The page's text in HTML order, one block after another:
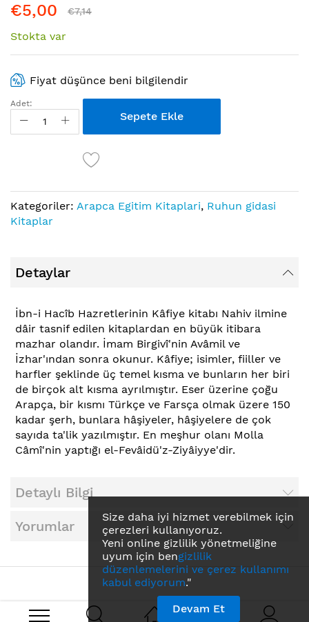
Size daha iyi hizmet verebilmek için
çerezleri kullanıyoruz.
Yeni online gizlilik yönetmeliğine
uyum için bengizlilik
düzenlemelerini ve çerez kullanımı
kabul ediyorum."
Devam Et
€5,00 €7,14
Stokta var
Fiyat düşünce beni bilgilendir
Adet:
Sepete Ekle
Kategoriler: Arapca Egitim Kitaplari, Ruhun gidasi
Kitaplar
Detaylar
İbn-i Hacîb Hazretlerinin Kâfiye kitabı Nahiv ilmine
dâir tasnif edilen kitaplardan en büyük itibara
mazhar olandır. İmam Birgivî'nin Avâmil ve
İzhar'ından sonra okunur. Kâfiye; isimler, fiiller ve
harfler şeklinde üç temel kısma ve bunların her biri
de birçok alt kısma ayrılmıştır. Eser üzerine çoğu
Arapça, bir kısmı Türkçe ve Farsça olmak üzere 150
kadar şerh, bunlara hâşiyeler, hâşiyelere de çok
sayıda ta'lik yazılmıştır. En meşhur olanı Molla
Câmî'nin yaptığı el-Fevâidü'z-Ziyâiyye'dir.
Detaylı Bilgi
Yorumlar
Search engine powered by ElasticSuite